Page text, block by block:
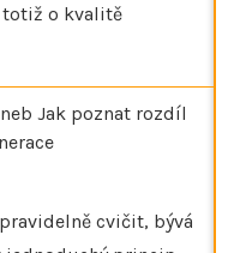
totiž o kvalitě
Jak poznat rozdíl
cvičit, bývá